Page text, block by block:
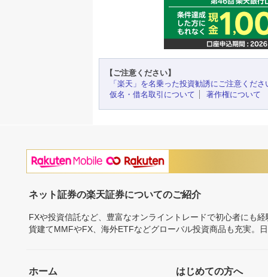
【ご注意ください】
「楽天」を名乗った投資勧誘にご注意くださ
仮名・借名取引について
著作権について
ネット証券の楽天証券についてのご紹介
FXや投資信託など、豊富なオンライントレードで初心者にも
貨建てMMFやFX、海外ETFなどグローバル投資商品も充実。
ホーム はじめての方へ